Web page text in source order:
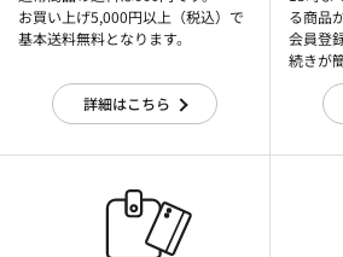
お買い上げ5,000円以上（税込）で
基本送料無料となります。
詳細はこちら
る商品
会員登
続きが